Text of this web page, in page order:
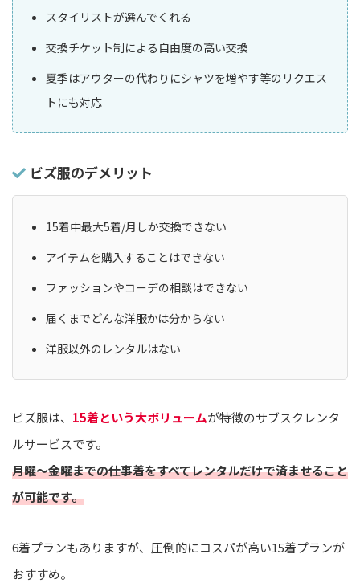
スタイリストが選んでくれる
交換チケット制による自由度の高い交換
夏季はアウターの代わりにシャツを増やす等のリクエス
トにも対応
ビズ服のデメリット
15着中最大5着/月しか交換できない
アイテムを購入することはできない
ファッションやコーデの相談はできない
届くまでどんな洋服かは分からない
洋服以外のレンタルはない
ビズ服は、 15着という大ボリュームが特徴のサブスクレンタ
ルサービスです。
月曜〜金曜までの仕事着をすべてレンタルだけで済ませること
が可能です。
6着プランもありますが、圧倒的にコスパが高い15着プランが
おすすめ。